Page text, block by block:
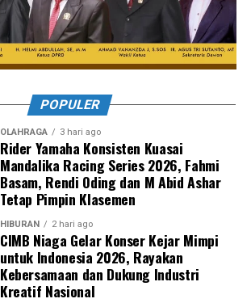
POPULER
OLAHRAGA 3 hari ago
Rider Yamaha Konsisten Kuasai
Mandalika Racing Series 2026, Fahmi
Basam, Rendi Oding dan M Abid Ashar
Tetap Pimpin Klasemen
HIBURAN 2 hari ago
CIMB Niaga Gelar Konser Kejar Mimpi
untuk Indonesia 2026, Rayakan
Kebersamaan dan Dukung Industri
Kreatif Nasional